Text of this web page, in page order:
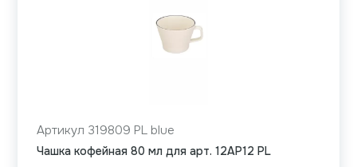
Артикул 319809 PL blue
Чашка кофейная 80 мл для арт. 12AP12 PL